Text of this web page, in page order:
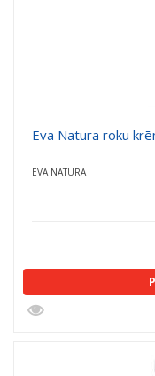
Eva Natura roku
EVA NATURA